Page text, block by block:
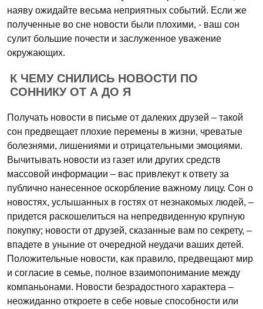
наяву ожидайте весьма неприятных событий. Если же
полученные во сне новости были плохими, - ваш сон
сулит большие почести и заслуженное уважение
окружающих.
К ЧЕМУ СНИЛИСЬ НОВОСТИ ПО
СОННИКУ ОТ А ДО Я
Получать новости в письме от далеких друзей – такой
сон предвещает плохие перемены в жизни, чреватые
болезнями, лишениями и отрицательными эмоциями.
Вычитывать новости из газет или других средств
массовой информации – вас привлекут к ответу за
публично нанесенное оскорбление важному лицу. Сон о
новостях, услышанных в гостях от незнакомых людей, –
придется раскошелиться на непредвиденную крупную
покупку; новости от друзей, сказанные вам по секрету, –
впадете в уныние от очередной неудачи ваших детей.
Положительные новости, как правило, предвещают мир
и согласие в семье, полное взаимопонимание между
компаньонами. Новости безрадостного характера –
неожиданно откроете в себе новые способности или